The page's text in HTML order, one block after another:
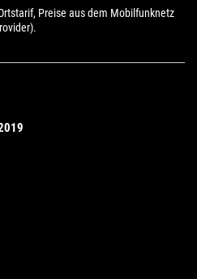
Preise aus dem Mobilfunknetz